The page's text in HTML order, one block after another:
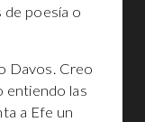
de poesía o
Davos. Creo
entiendo las
a Efe un